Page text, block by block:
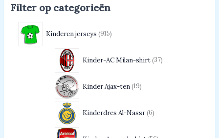
Filter op categorieën
Kinderen jerseys 915
Kinder-AC Milan-shirt 37
Kinder Ajax-ten 19
Kinderdres Al-Nassr 6